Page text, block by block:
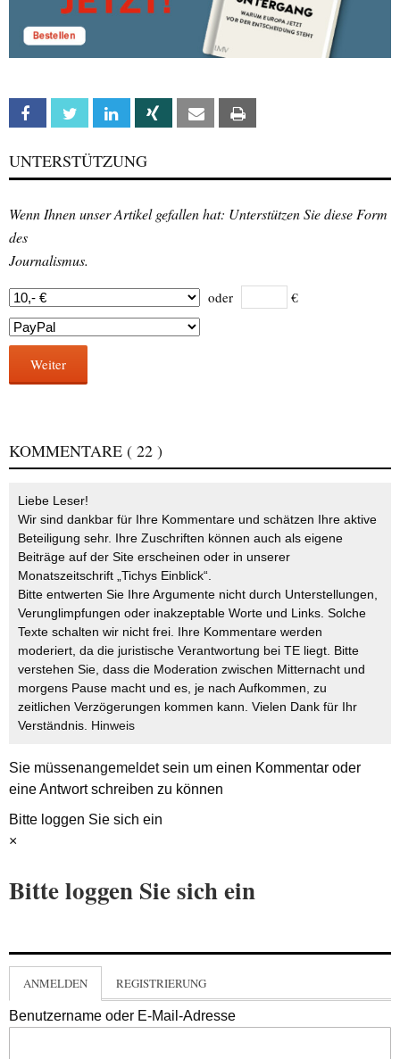
Facebook Twitter Linkedin Xing Email
UNTERSTÜTZUNG
Wenn Ihnen unser Artikel gefallen hat: Unterstützen Sie diese Form
des
Journalismus.
oder €
Weiter
KOMMENTARE ( 22 )
Liebe Leser!
Wir sind dankbar für Ihre Kommentare und schätzen Ihre aktive
Beteiligung sehr. Ihre Zuschriften können auch als eigene
Beiträge auf der Site erscheinen oder in unserer
Monatszeitschrift „Tichys Einblick“.
Bitte entwerten Sie Ihre Argumente nicht durch Unterstellungen,
Verunglimpfungen oder inakzeptable Worte und Links. Solche
Texte schalten wir nicht frei. Ihre Kommentare werden
moderiert, da die juristische Verantwortung bei TE liegt. Bitte
verstehen Sie, dass die Moderation zwischen Mitternacht und
morgens Pause macht und es, je nach Aufkommen, zu
zeitlichen Verzögerungen kommen kann. Vielen Dank für Ihr
Verständnis. Hinweis
Sie müssenangemeldetsein um einen Kommentar oder
eine Antwort schreiben zu können
Bitte loggen Sie sich ein
×
Bitte loggen Sie sich ein
ANMELDEN REGISTRIERUNG
Benutzername oder E-Mail-Adresse